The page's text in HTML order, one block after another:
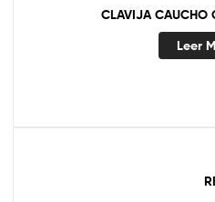
CLAVIJA CAUCHO
Leer